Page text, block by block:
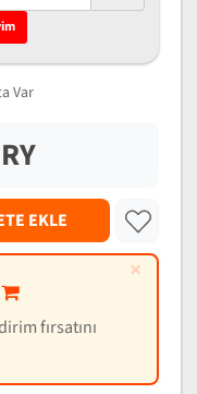
Var
EKLE
×
fırsatını